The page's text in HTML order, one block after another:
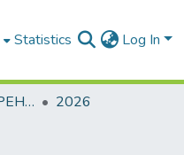
Statistics Log In
МАТЕРІАЛИ КОНФЕРЕНЦІЙ
2026